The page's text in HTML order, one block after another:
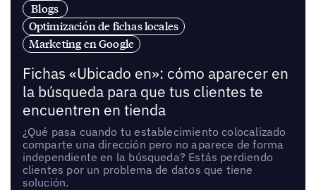
Blogs
Optimización de fichas locales
Marketing en Google
Fichas «Ubicado en»: cómo aparecer en
la búsqueda para que tus clientes te
encuentren en tienda
¿Qué pasa cuando tu establecimiento colocalizado
comparte una dirección pero no aparece de forma
independiente en la búsqueda? Estás perdiendo
clientes por un problema de datos que tiene
solución.